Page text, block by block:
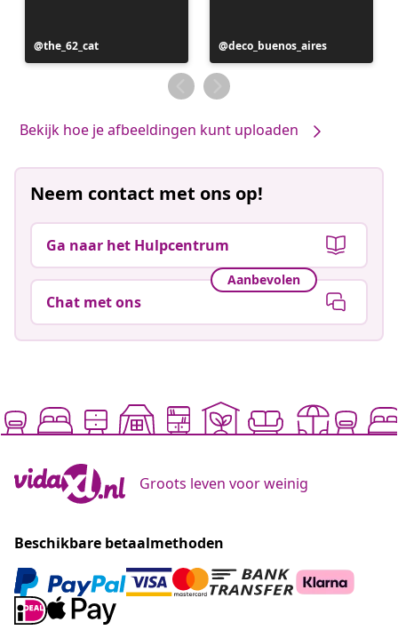
Bericht
gepubliceerd
the_62_cat
Bericht
gepubliceerd
door
deco_buenos_aires
Bekijk hoe je afbeeldingen kunt uploaden
Neem contact met ons op!
Ga naar het Hulpcentrum
Aanbevolen
Chat met ons
Groots leven voor weinig
Beschikbare betaalmethoden